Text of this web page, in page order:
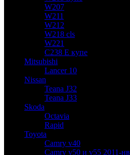
W207
W211
W212
W218 cls
W221
C238 E купе
Mitsubishi
Lancer 10
Nissan
Teana J32
Teana J33
Skoda
Octavia
Rapid
Toyota
Camry v40
Camry v50 и v55 2011-нв